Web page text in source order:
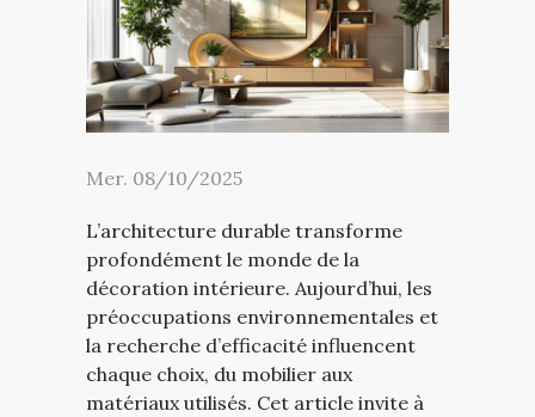
Mer. 08/10/2025
L’architecture durable transforme
profondément le monde de la
décoration intérieure. Aujourd’hui, les
préoccupations environnementales et
la recherche d’efficacité influencent
chaque choix, du mobilier aux
matériaux utilisés. Cet article invite à